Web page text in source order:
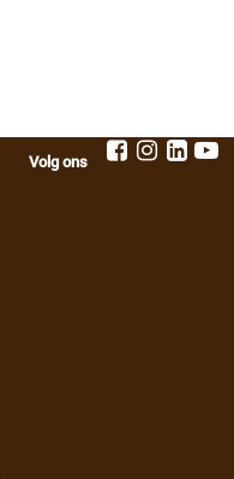
Volg ons